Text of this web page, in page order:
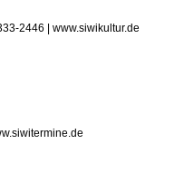
2446 | www.siwikultur.de